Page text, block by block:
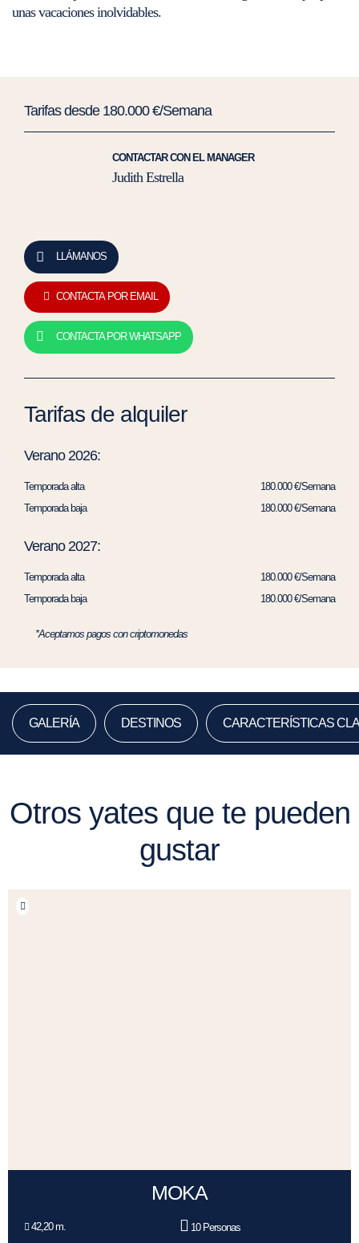
unas vacaciones inolvidables.
Tarifas desde 180.000 €/Semana
CONTACTAR CON EL MANAGER
Judith Estrella
LLÁMANOS
CONTACTA POR EMAIL
CONTACTA POR WHATSAPP
Tarifas de alquiler
Verano 2026:
Temporada alta
180.000 €/Semana
Temporada baja
180.000 €/Semana
Verano 2027:
Temporada alta
180.000 €/Semana
Temporada baja
180.000 €/Semana
*Aceptamos pagos con criptomonedas
GALERÍA DESTINOS CARACTERÍSTICAS
Otros yates que te pueden
gustar
MOKA
42,20 m. 10 Personas